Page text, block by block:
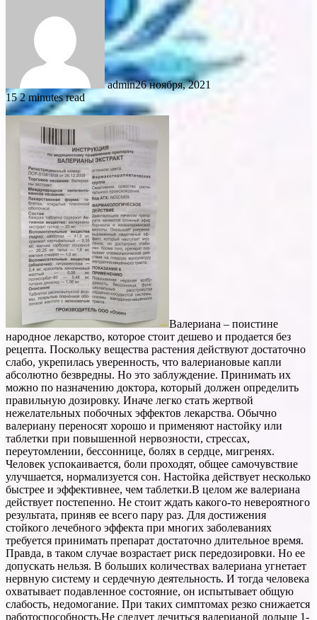
admin26 ноября, 2021
152 minutes read
Валериана – поистине
народное лекарство, которое стоит дешево и продается без
рецепта. Поскольку вещества растения действуют достаточно
слабо, укрепилась уверенность, что валериановые капли
абсолютно безвредны. Но это заблуждение. Принимать их
можно по назначению доктора, который должен определить
правильную дозировку. Иначе легко стать жертвой
нежелательных побочных эффектов лекарства. Обычно
валериану переносят хорошо и применяют настойку или
таблетки при повышенной нервозности, стрессах,
переутомлении, бессоннице, болях в сердце, мигренях.
Человек успокаивается, боли проходят, общее самочувствие
улучшается, нормализуется сон. Настойка действует несколько
быстрее и эффективнее, чем таблетки.В целом же валериана
действует постепенно. Не стоит ждать какого-то невероятного
результата, приняв ее всего пару раз. Для достижения
стойкого лечебного эффекта при многих заболеваниях
требуется принимать препарат достаточно длительное время.
Правда, в таком случае возрастает риск передозировки. Но ее
допускать нельзя. В больших количествах валериана угнетает
нервную систему и сердечную деятельность. И тогда человека
охватывает подавленное состояние, он испытывает общую
слабость, недомогание. При таких симптомах резко снижается
работоспособность.Не следует лечиться валерианой дольше 1-